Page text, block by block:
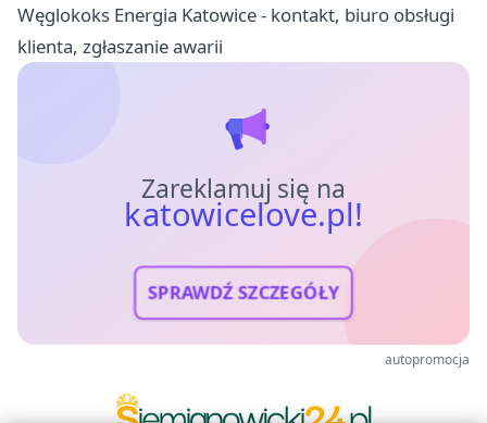
Węglokoks Energia Katowice - kontakt, biuro obsługi
klienta, zgłaszanie awarii
Zareklamuj się na
katowicelove.pl!
SPRAWDŹ SZCZEGÓŁY
autopromocja